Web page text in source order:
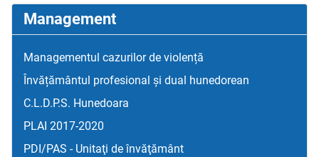
Management
Managementul cazurilor de violență
Învățământul profesional și dual hunedorean
C.L.D.P.S. Hunedoara
PLAI 2017-2020
PDI/PAS - Unitaţi de învăţământ